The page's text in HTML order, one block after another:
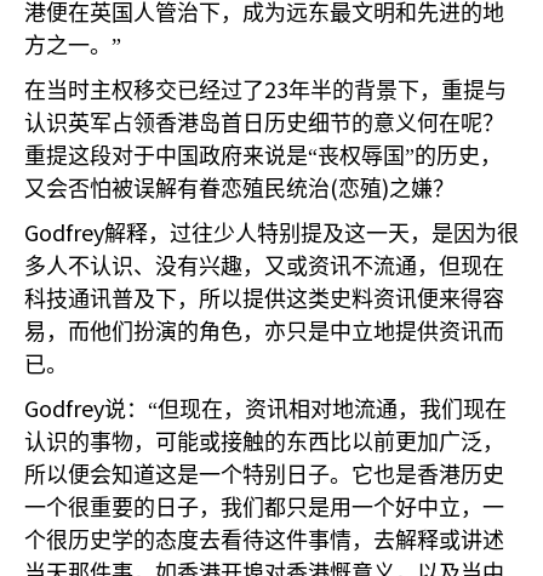
港便在英国人管治下，成为远东最文明和先进的地
方之一。”
在当时主权移交已经过了23年半的背景下，重提与
认识英军占领香港岛首日历史细节的意义何在呢？
重提这段对于中国政府来说是“丧权辱国”的历史，
又会否怕被误解有眷恋殖民统治(恋殖)之嫌？
Godfrey解释，过往少人特别提及这一天，是因为很
多人不认识、没有兴趣，又或资讯不流通，但现在
科技通讯普及下，所以提供这类史料资讯便来得容
易，而他们扮演的角色，亦只是中立地提供资讯而
已。
Godfrey说：“但现在，资讯相对地流通，我们现在
认识的事物，可能或接触的东西比以前更加广泛，
所以便会知道这是一个特别日子。它也是香港历史
一个很重要的日子，我们都只是用一个好中立，一
个很历史学的态度去看待这件事情，去解释或讲述